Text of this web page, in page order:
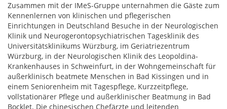
Zusammen mit der IMeS-Gruppe unternahmen die Gäste zum
Kennenlernen von klinischen und pflegerischen
Einrichtungen in Deutschland Besuche in der Neurologischen
Klinik und Neurogerontopsychiatrischen Tagesklinik des
Universitätsklinikums Würzburg, im Geriatriezentrum
Würzburg, in der Neurologischen Klinik des Leopoldina-
Krankenhauses in Schweinfurt, in der Wohngemeinschaft für
außerklinisch beatmete Menschen in Bad Kissingen und in
einem Seniorenheim mit Tagespflege, Kurzzeitpflege,
vollstationärer Pflege und außerklinischer Beatmung in Bad
Bocklet. Die chinesischen Chefärzte und leitenden